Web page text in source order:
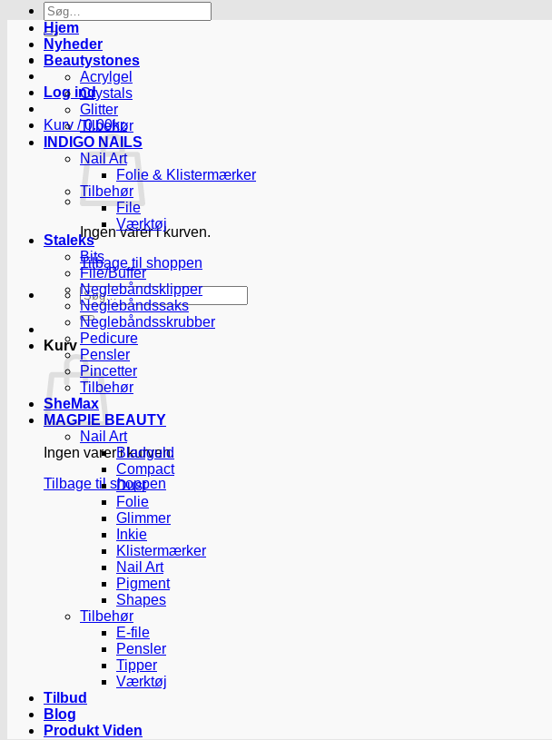
Søg
efter:
Log ind
Kurv /0.00kr.
Ingen varer i kurven.
Tilbage til shoppen
Søg
efter:
Kurv
Ingen varer i kurven.
Tilbage til shoppen
Hjem
Nyheder
Beautystones
Acrylgel
Crystals
Glitter
Tilbehør
INDIGO NAILS
Nail Art
Folie & Klistermærker
Tilbehør
File
Værktøj
Staleks
Bits
File/Buffer
Neglebåndsklipper
Neglebåndssaks
Neglebåndsskrubber
Pedicure
Pensler
Pincetter
Tilbehør
SheMax
MAGPIE BEAUTY
Nail Art
Bladguld
Compact
Dust
Folie
Glimmer
Inkie
Klistermærker
Nail Art
Pigment
Shapes
Tilbehør
E-file
Pensler
Tipper
Værktøj
Tilbud
Blog
Produkt Viden